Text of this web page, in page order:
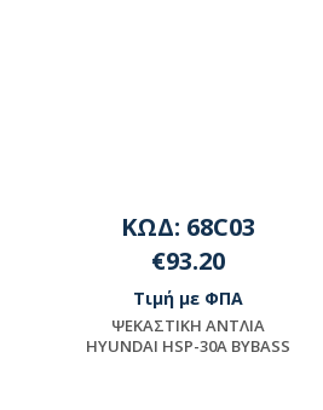
ΚΩΔ: 68C03
€93.20
Τιμή με ΦΠΑ
ΨEKAΣTIKH ANTΛIA
HYUNDAI HSP-30A BYBASS